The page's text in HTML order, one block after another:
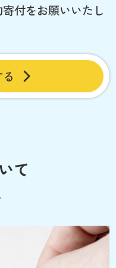
付をお願いいたし
て